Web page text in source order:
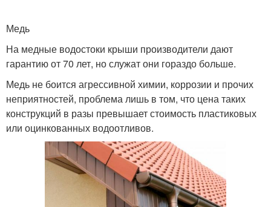
Медь
На медные водостоки крыши производители дают
гарантию от 70 лет, но служат они гораздо больше.
Медь не боится агрессивной химии, коррозии и прочих
неприятностей, проблема лишь в том, что цена таких
конструкций в разы превышает стоимость пластиковых
или оцинкованных водоотливов.